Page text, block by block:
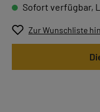
Sofort verfügbar,
Zur Wunschliste